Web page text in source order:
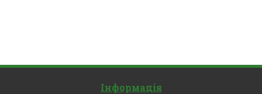
Інформація